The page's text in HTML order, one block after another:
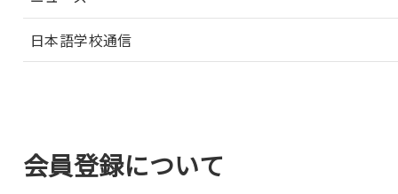
日本語学校通信
会員登録について